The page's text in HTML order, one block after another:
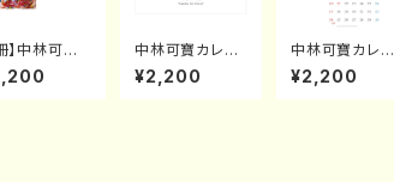
】中林可寶
ンダー2024
of Soul E
中林可寶カレン
ダー2022 "Ins
piration from
¥2,200
中林可寶カレン
ダー2021 "Eart
h celebratiod
¥2,200